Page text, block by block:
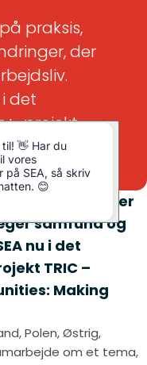
praksis,
der
det
projekt
mennesker
samfund og
nu i det
TRIC –
Making
Polen, Østrig,
om et tema,